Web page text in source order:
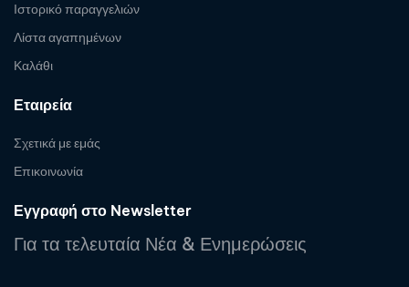
Ιστορικό παραγγελιών
Λίστα αγαπημένων
Καλάθι
Εταιρεία
Σχετικά με εμάς
Επικοινωνία
Εγγραφή στο Newsletter
Για τα τελευταία Νέα & Ενημερώσεις